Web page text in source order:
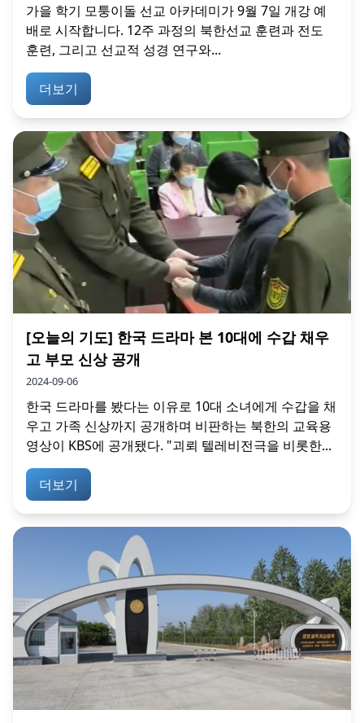
가을 학기 모퉁이돌 선교 아카데미가 9월 7일 개강 예
배로 시작합니다. 12주 과정의 북한선교 훈련과 전도
훈련, 그리고 선교적 성경 연구와...
더보기
[오늘의 기도] 한국 드라마 본 10대에 수갑 채우
고 부모 신상 공개
2024-09-06
한국 드라마를 봤다는 이유로 10대 소녀에게 수갑을 채
우고 가족 신상까지 공개하며 비판하는 북한의 교육용
영상이 KBS에 공개됐다. "괴뢰 텔레비전극을 비롯한...
더보기